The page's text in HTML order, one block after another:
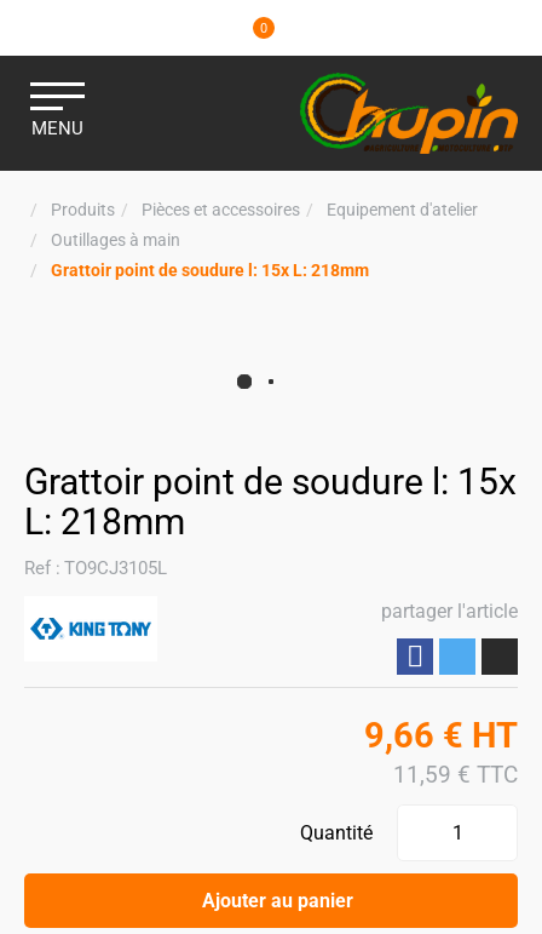
0
MENU
Produits Pièces et accessoires
Equipement d'atelier
Outillages à main
Grattoir point de soudure l: 15x L: 218mm
Grattoir point de soudure l: 15x
L: 218mm
Ref : TO9CJ3105L
partager l'article
9,66 € HT
11,59 € TTC
Quantité
Ajouter au panier